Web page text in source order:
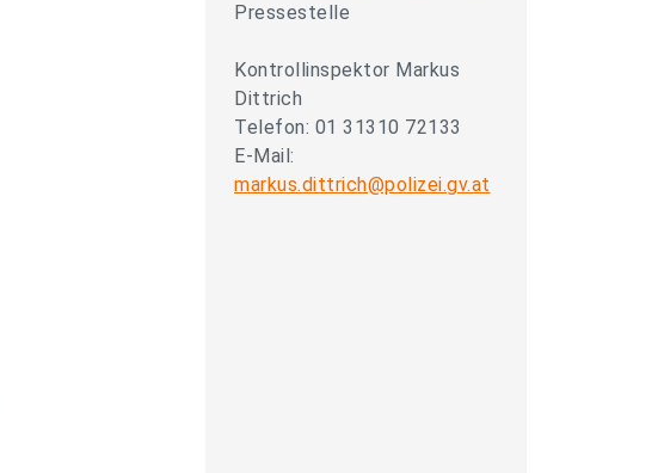
Pressestelle
Kontrollinspektor Markus
Dittrich
Telefon: 01 31310 72133
E-Mail:
markus.dittrich@polizei.gv.at